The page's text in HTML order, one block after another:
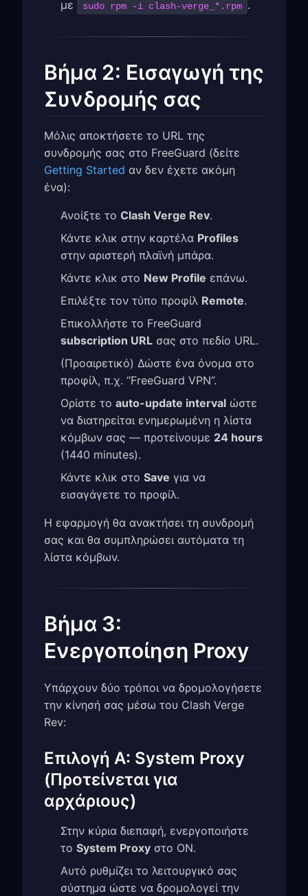
με sudo rpm -i clash-verge_*.rpm .
Βήμα 2: Εισαγωγή της
Συνδρομής σας
Μόλις αποκτήσετε το URL της
συνδρομής σας στο FreeGuard (δείτε
Getting Started αν δεν έχετε ακόμη
ένα):
Ανοίξτε το Clash Verge Rev.
Κάντε κλικ στην καρτέλα Profiles
στην αριστερή πλαϊνή μπάρα.
Κάντε κλικ στο New Profile επάνω.
Επιλέξτε τον τύπο προφίλ Remote.
Επικολλήστε το FreeGuard
subscription URL σας στο πεδίο URL.
(Προαιρετικό) Δώστε ένα όνομα στο
προφίλ, π.χ. “FreeGuard VPN”.
Ορίστε το auto-update interval ώστε
να διατηρείται ενημερωμένη η λίστα
κόμβων σας — προτείνουμε 24 hours
(1440 minutes).
Κάντε κλικ στο Save για να
εισαγάγετε το προφίλ.
Η εφαρμογή θα ανακτήσει τη συνδρομή
σας και θα συμπληρώσει αυτόματα τη
λίστα κόμβων.
Βήμα 3:
Ενεργοποίηση Proxy
Υπάρχουν δύο τρόποι να δρομολογήσετε
την κίνησή σας μέσω του Clash Verge
Rev:
Επιλογή A: System Proxy
(Προτείνεται για
αρχάριους)
Στην κύρια διεπαφή, ενεργοποιήστε
το System Proxy στο ON.
Αυτό ρυθμίζει το λειτουργικό σας
σύστημα ώστε να δρομολογεί την